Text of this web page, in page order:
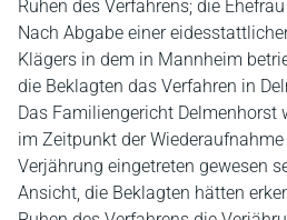
Ruhen des Verfahrens; die
Nach Abgabe einer
Klägers in dem in Mannheim
die Beklagten das Verfahren in
Das Familiengericht Delmenhorst
im Zeitpunkt der
Verjährung eingetreten gewesen
Ansicht, die Beklagten hätten